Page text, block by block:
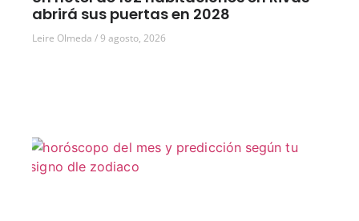
abrirá sus puertas en 2028
Leire Olmeda 9 agosto, 2026